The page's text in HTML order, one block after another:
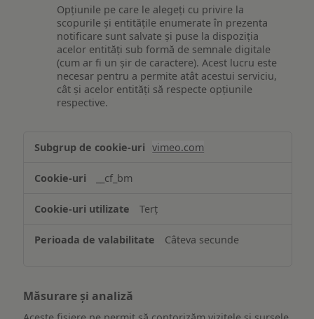
Opțiunile pe care le alegeți cu privire la
scopurile și entitățile enumerate în prezenta
notificare sunt salvate și puse la dispoziția
acelor entități sub formă de semnale digitale
(cum ar fi un șir de caractere). Acest lucru este
necesar pentru a permite atât acestui serviciu,
cât și acelor entități să respecte opțiunile
respective.
Asigurarea
funcționalităților
website-
ului
vimeo.com
__cf_bm
Terț
Câteva secunde
Măsurare și analiză